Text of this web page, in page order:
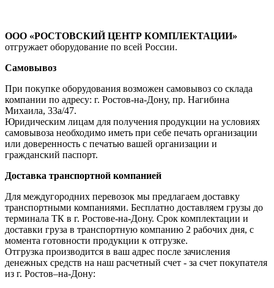
ООО «РОСТОВСКИЙ ЦЕНТР КОМПЛЕКТАЦИИ»
отгружает оборудование по всей России.
Самовывоз
При покупке оборудования возможен самовывоз со склада
компании по адресу: г. Ростов-на-Дону, пр. Нагибина
Михаила, 33а/47.
Юридическим лицам для получения продукции на условиях
самовывоза необходимо иметь при себе печать организации
или доверенность с печатью вашей организации и
гражданский паспорт.
Доставка транспортной компанией
Для междугородних перевозок мы предлагаем доставку
транспортными компаниями. Бесплатно доставляем грузы до
терминала ТК в г. Ростове-на-Дону. Срок комплектации и
доставки груза в транспортную компанию 2 рабочих дня, с
момента готовности продукции к отгрузке.
Отгрузка производится в ваш адрес после зачисления
денежных средств на наш расчетный счет - за счет покупателя
из г. Ростов–на-Дону: